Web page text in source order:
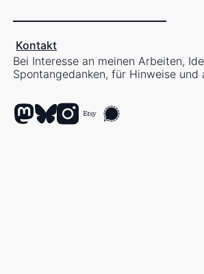
Kontakt
Bei Interesse an meinen Arbeiten,
Spontangedanken, für Hinweise und